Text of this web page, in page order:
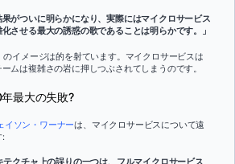
果がついに明らかになり、実際にはマイクロサービス
させる最大の誘惑の歌であることは明らかです。」
イメージは的を射ています。マイクロサービスは
ムは複雑さの岩に押しつぶされてしまうのです。
最大の失敗?
イソン・ワーナーは、マイクロサービスについて遠
: